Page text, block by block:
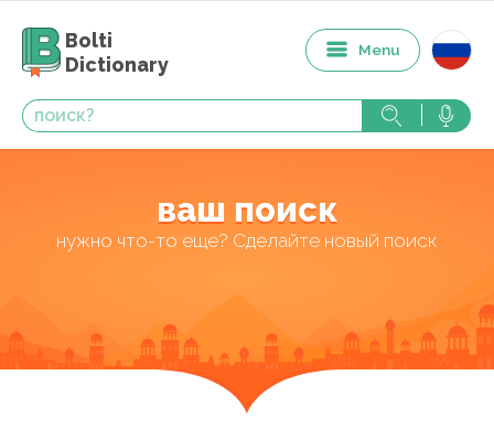
Bolti
Dictionary
Menu
ваш поиск
нужно что-то еще? Сделайте новый поиск